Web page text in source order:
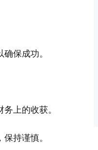
保成功。
上的收获。
持谨慎。